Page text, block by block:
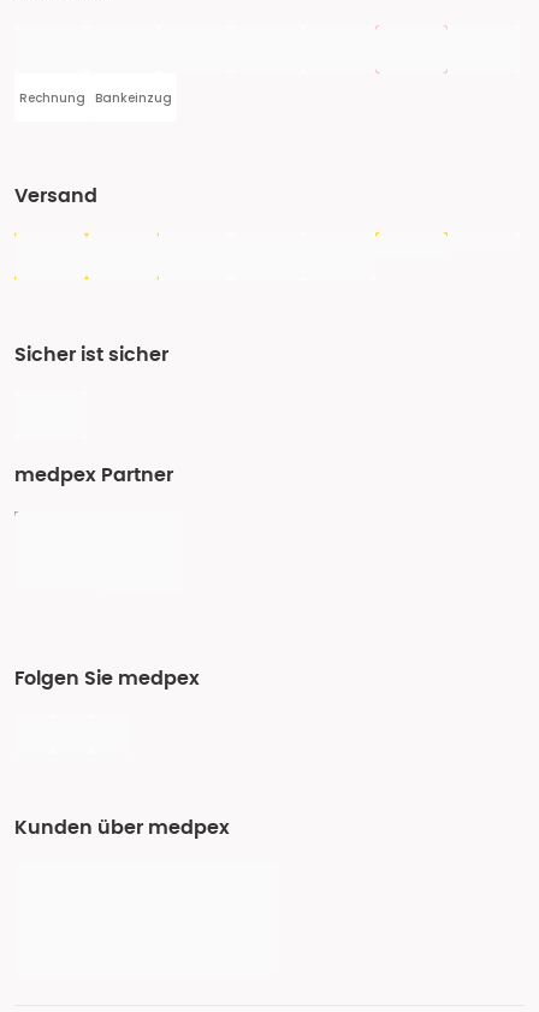
Rechnung Bankeinzug
Versand
Sicher ist sicher
medpex Partner
Folgen Sie medpex
Kunden über medpex